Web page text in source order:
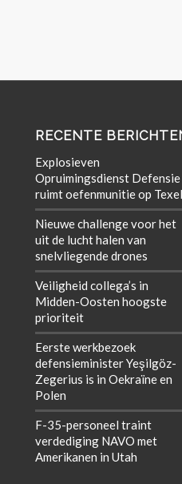
RECENTE
Explosieven
Opruimingsdienst Defensie
ruimt oefenmunitie op Texel
Nieuwe challenge voor het
uit de lucht halen van
snelvliegende drones
Veiligheid collega’s in
Midden-Oosten hoogste
prioriteit
Eerste werkbezoek
defensieminister Yeşilgöz-
Zegerius is in Oekraïne en
Polen
F-35-personeel traint
verdediging NAVO met
Amerikanen in Utah